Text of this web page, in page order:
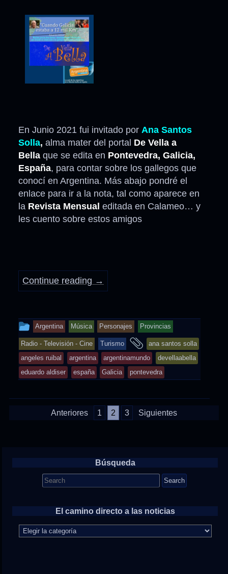
En Junio 2021 fui invitado por Ana Santos
Solla, alma mater del portal De Vella a
Bella que se edita en Pontevedra, Galicia,
España, para contar sobre los gallegos que
conocí en Argentina. Más abajo pondré el
enlace para ir a la nota, tal como aparece en
la Revista Mensual editada en Calameo… y
les cuento sobre estos amigos
Continue reading →
This
entry
was
posted
in
Argentina Música Personajes Provincias
Radio - Televisión - Cine Turismo
and
tagged
ana santos solla
angeles ruibal
argentina argentinamundo
devellaabella
eduardo aldiser
españa Galicia pontevedra
PaginaciónAnteriores 1 2 3 Siguientes
Búsqueda
Search
for:
El camino directo a las noticias
camino